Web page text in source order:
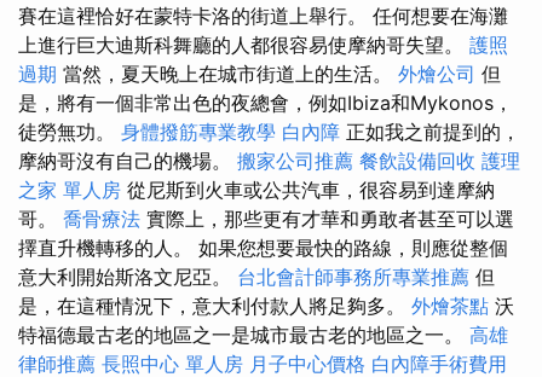
賽在這裡恰好在蒙特卡洛的街道上舉行。 任何想要在海灘
上進行巨大迪斯科舞廳的人都很容易使摩納哥失望。 護照
過期 當然，夏天晚上在城市街道上的生活。 外燴公司 但
是，將有一個非常出色的夜總會，例如Ibiza和Mykonos，
徒勞無功。 身體撥筋專業教學 白內障 正如我之前提到的，
摩納哥沒有自己的機場。 搬家公司推薦 餐飲設備回收 護理
之家 單人房 從尼斯到火車或公共汽車，很容易到達摩納
哥。 喬骨療法 實際上，那些更有才華和勇敢者甚至可以選
擇直升機轉移的人。 如果您想要最快的路線，則應從整個
意大利開始斯洛文尼亞。 台北會計師事務所專業推薦 但
是，在這種情況下，意大利付款人將足夠多。 外燴茶點 沃
特福德最古老的地區之一是城市最古老的地區之一。 高雄
律師推薦 長照中心 單人房 月子中心價格 白內障手術費用